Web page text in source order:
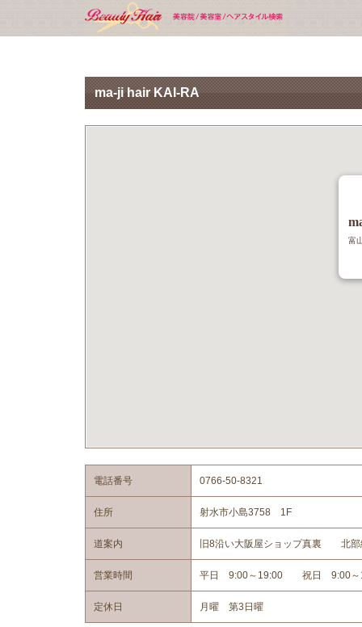
ma-ji hair KAI-RA
電話番号 0766-50-8321
住所 射水市小島3758 1F
道案内 旧8沿い大阪屋ショップ真裏 北部
営業時間 平日 9:00～19:00 祝日 9:00～
定休日 月曜 第3日曜